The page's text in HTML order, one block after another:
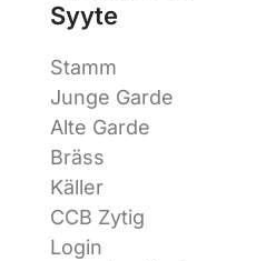
Syyte
Stamm
Junge Garde
Alte Garde
Bräss
Käller
CCB Zytig
Login